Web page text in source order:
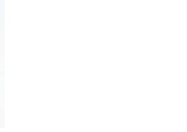
обуви
зафиксировав
до 24,6 млрд пар, -
вестнике
2026», Португальской